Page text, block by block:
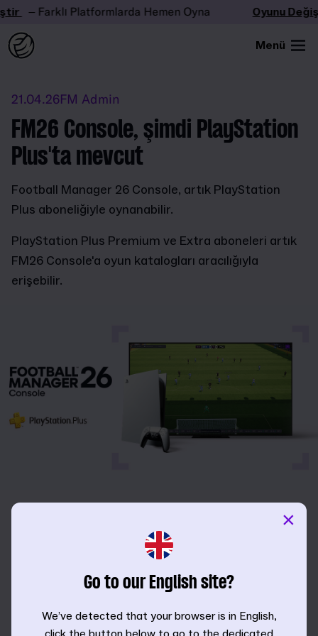
– Farklı Platformlarda Hemen Oyna Oyunu
Menü
21.04.26FM Admin
FM26 Console, şimdi PlayStation
Plus'ta mevcut
Football Manager 26 Console, artık PlayStation
Plus aboneliğiyle oynanabilir.
PlayStation Plus Premium ve Extra aboneleri artık
FM26 Console'a oyun katalogları aracılığıyla
erişebilir.
FM23 Console ve FM24 Console'daki yolculuklarını FM26
Daha önce sahip olduğundan çok daha fazla lisanslı
kulüpten, ligden ve turnuvadan faydalan ve Xbox ve
PlayStation 5 kullanıcıları için gelen çapraz platform
desteğiyle Çevrimiçi Kariyer ile yeteneklerini sına.
Go to our English site?
We’ve detected that your browser is in English,
×